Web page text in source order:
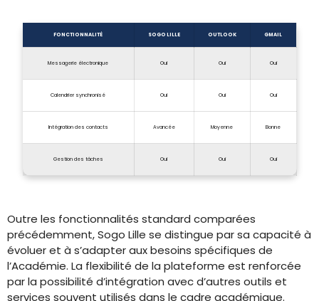
FONCTIONNALITÉ SOGO LILLE OUTLOOK GMAIL
Messagerie électronique Oui Oui Oui
Calendrier synchronisé Oui Oui Oui
Intégration des contacts Avancée Moyenne Bonne
Gestion des tâches Oui Oui Oui
Outre les fonctionnalités standard comparées
précédemment, Sogo Lille se distingue par sa capacité à
évoluer et à s’adapter aux besoins spécifiques de
l’Académie. La flexibilité de la plateforme est renforcée
par la possibilité d’intégration avec d’autres outils et
services souvent utilisés dans le cadre académique.